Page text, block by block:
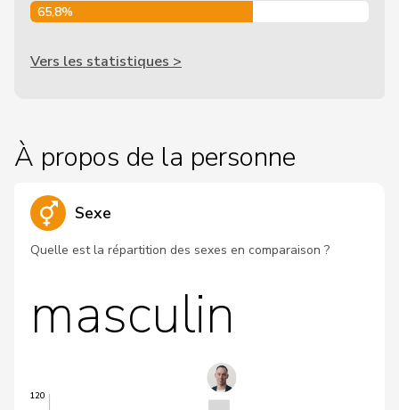
65,8%
Vers les statistiques >
À propos de la personne
Sexe
Quelle est la répartition des sexes en comparaison ?
masculin
120